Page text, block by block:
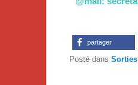
partager
Posté dans Sorties